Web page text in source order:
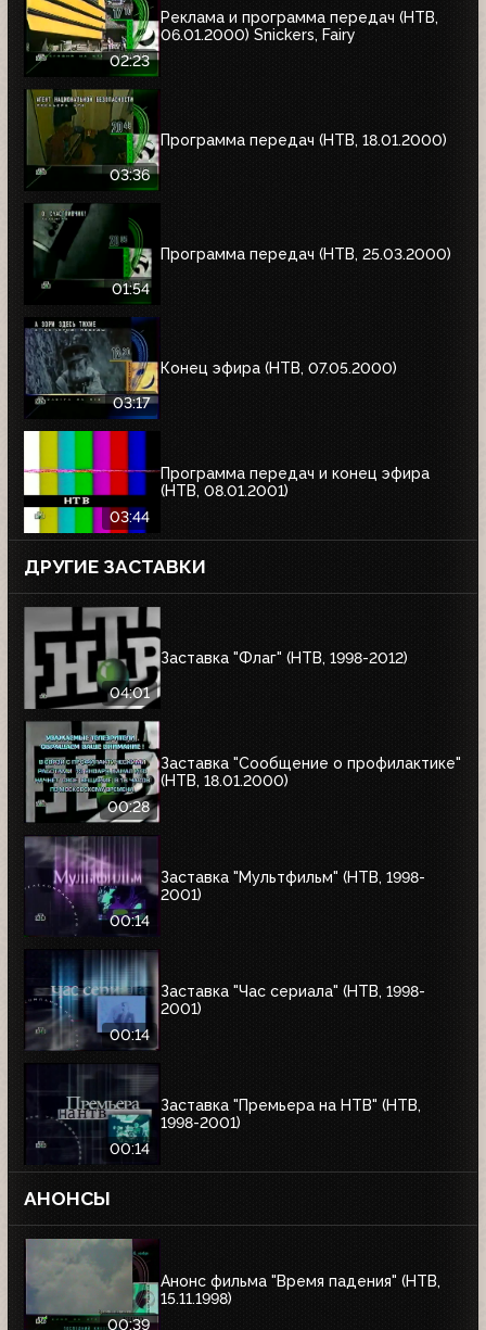
02:23
Реклама и программа передач (НТВ,
06.01.2000) Snickers, Fairy
03:36
Программа передач (НТВ, 18.01.2000)
01:54
Программа передач (НТВ, 25.03.2000)
03:17
Конец эфира (НТВ, 07.05.2000)
03:44
Программа передач и конец эфира
(НТВ, 08.01.2001)
ДРУГИЕ ЗАСТАВКИ
04:01
Заставка "Флаг" (НТВ, 1998-2012)
00:28
Заставка "Сообщение о профилактике"
(НТВ, 18.01.2000)
00:14
Заставка "Мультфильм" (НТВ, 1998-
2001)
00:14
Заставка "Час сериала" (НТВ, 1998-
2001)
00:14
Заставка "Премьера на НТВ" (НТВ,
1998-2001)
АНОНСЫ
00:39
Анонс фильма "Время падения" (НТВ,
15.11.1998)